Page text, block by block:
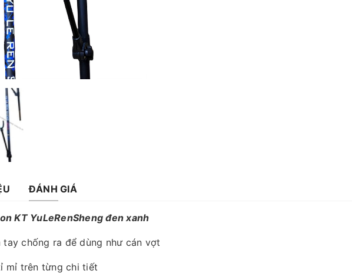
ĐÁNH GIÁ
KT YuLeRenSheng đen xanh
chống ra để dùng như cán vợt
mỉ trên từng chi tiết